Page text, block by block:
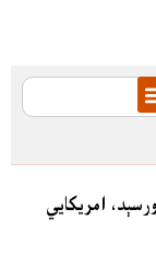
امریکایي